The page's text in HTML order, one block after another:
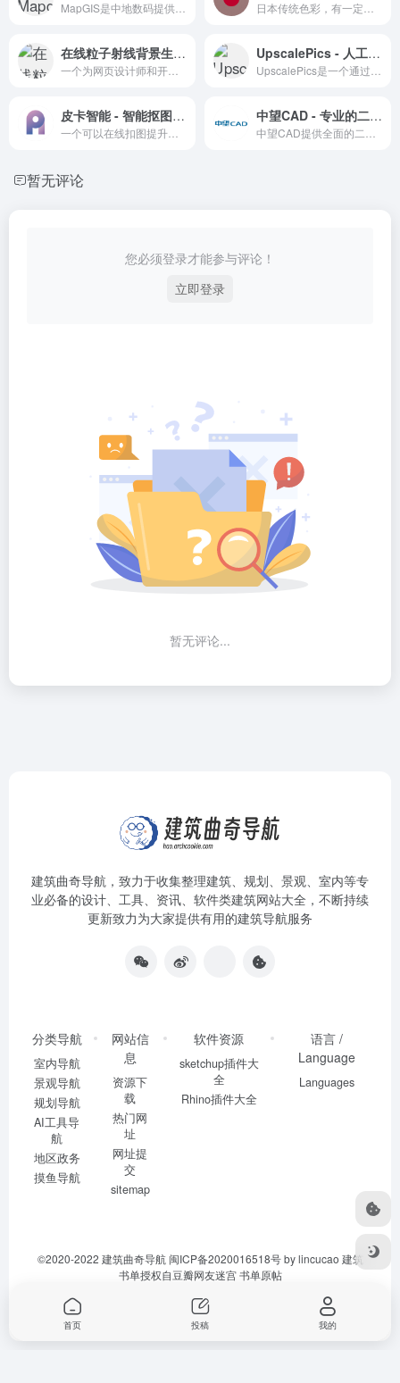
在线粒子射线背景生成工具 - 探索创意网页设计新境界 UpscalePics - 人工智能图片清晰化工具
皮卡智能 - 智能抠图，图片编辑 中望CAD - 专业的二三维CAD软件解决方案
暂无评论
您必须登录才能参与评论！
立即登录
暂无评论...
建筑曲奇导航 ，致力于收集整理建筑、规划、景观、室内等专
业必备的设计、工具、资讯、软件类建筑网站大全，不断持续
更新致力为大家提供有用的建筑导航服务
分类导航
室内导航
景观导航
规划导航
AI工具导
航
地区政务
摸鱼导航
网站信
息
资源下
载
热门网
址
网址提
交
sitemap
软件资源
sketchup插件大
全
Rhino插件大全
语言 /
Language
Languages
©2020-2022 建筑曲奇导航 闽ICP备2020016518号by lincucao 建筑
书单授权自豆瓣网友迷宫书单原帖
首页 投稿 我的